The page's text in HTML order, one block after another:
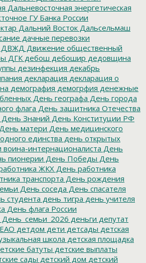
Дальневосточная энергетическая
ГУ Банка России
Дальний Восток Дальсельмаш
дачные перевозки
ДВЖД Движение общественный
ДГК дебош дебошир дедовщина
дезинфекция декабрь
декларация декларация о
демография демогрфия денежные
День географа День города
флага День защитника Отечества
День Знаний День Конституции РФ
День матери День медицинского
единства день открытых
интернационалиста День
пионерии День Победы День
ЖКХ День работника
транспорта День рождения
День соседа День спасателя
студента день тигра день учителя
День флага России
День_семьи_2026 деньги депутат
детдом дети детсады детская
школа детская площадка
батуты детские выплаты
сады детский дом детский